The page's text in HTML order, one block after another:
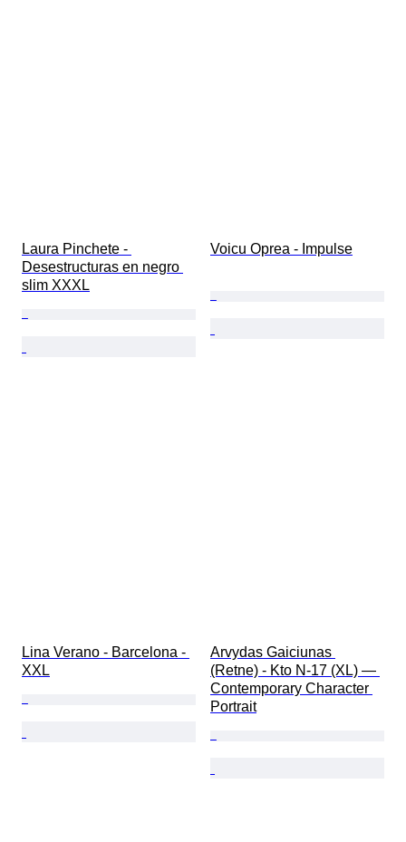
Laura Pinchete -
Desestructuras en negro
slim XXXL
Voicu Oprea - Impulse
Lina Verano - Barcelona -
XXL
Arvydas Gaiciunas
(Retne) - Kto N-17 (XL) —
Contemporary Character
Portrait